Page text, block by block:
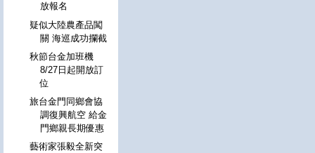
放報名
疑似大陸農產品闖
關 海巡成功攔截
秋節台金加班機
8/27日起開放訂
位
旅台金門同鄉會協
調復興航空 給金
門鄉親長期優惠
藝術家張毅全新突